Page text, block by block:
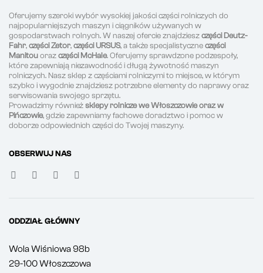
Oferujemy szeroki wybór wysokiej jakości części rolniczych do
najpopularniejszych maszyn i ciągników używanych w
gospodarstwach rolnych. W naszej ofercie znajdzieszczęści Deutz-
Fahr,części Zetor,części URSUS, a także specjalistyczneczęści
Manitouorazczęści McHale. Oferujemy sprawdzone podzespoły,
które zapewniają niezawodność i długą żywotność maszyn
rolniczych. Nasz sklep z częściami rolniczymi to miejsce, w którym
szybko i wygodnie znajdziesz potrzebne elementy do naprawy oraz
serwisowania swojego sprzętu.
Prowadzimy równieżsklepy rolnicze we Włoszczowie oraz w
Pińczowie, gdzie zapewniamy fachowe doradztwo i pomoc w
doborze odpowiednich części do Twojej maszyny.
OBSERWUJ NAS
ODDZIAŁ GŁÓWNY
Wola Wiśniowa 98b
29-100 Włoszczowa